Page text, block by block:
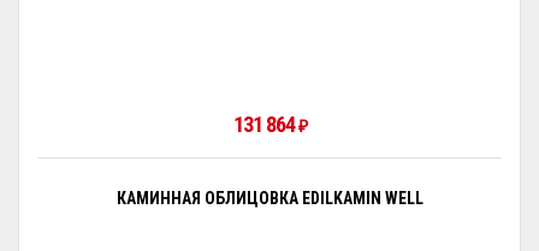
131 864₽
КАМИННАЯ ОБЛИЦОВКА EDILKAMIN WELL